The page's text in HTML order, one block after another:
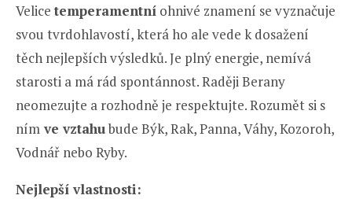
Velicetemperamentní ohnivé znamení se vyznačuje
svou tvrdohlavostí, která ho ale vede k dosažení
těch nejlepších výsledků. Je plný energie, nemívá
starosti a má rád spontánnost. Raději Berany
neomezujte a rozhodně je respektujte. Rozumět si s
ním ve vztahubude Býk, Rak, Panna, Váhy, Kozoroh,
Vodnář nebo Ryby.
Nejlepší vlastnosti: